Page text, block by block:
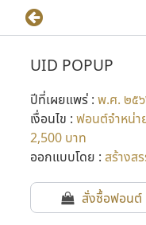
UID POPUP
ปีที่เผยแพร่ : พ.ศ. ๒๕
เงื่อนไข : ฟอนต์จำหน่า
2,500 บาท
ออกแบบโดย : สร้างส
สั่งซื้อฟอนต์